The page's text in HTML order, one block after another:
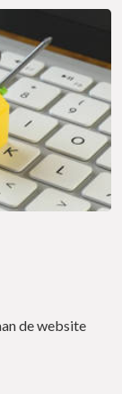
de website